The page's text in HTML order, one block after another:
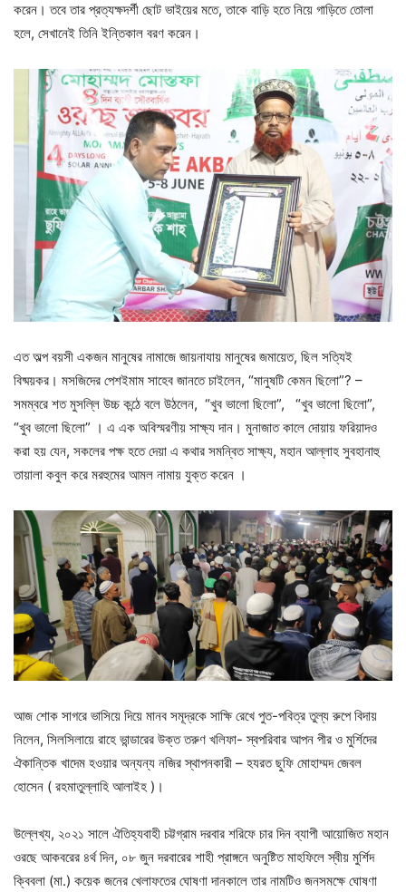
করেন। তবে তার প্রত্যক্ষদর্শী ছোট ভাইয়ের মতে, তাকে বাড়ি হতে নিয়ে গাড়িতে তোলা
হলে, সেখানেই তিনি ইন্তিকাল বরণ করেন।
এত অল্প বয়সী একজন মানুষের নামাজে জায়নাযায় মানুষের জমায়েত, ছিল সত্যিই
বিষ্ময়কর। মসজিদের পেশইমাম সাহেব জানতে চাইলেন, “মানুষটি কেমন ছিলো”? –
সমম্বরে শত মুসল্লি উচ্চ কন্ঠে বলে উঠলেন, “খুব ভালো ছিলো”, “খুব ভালো ছিলো”,
“খুব ভালো ছিলো” । এ এক অবিস্মরণীয় সাক্ষ্য দান। মুনাজাত কালে দোয়ায় ফরিয়াদও
করা হয় যেন, সকলের পক্ষ হতে দেয়া এ কথার সমন্বিত সাক্ষ্য, মহান আল্লাহ সুবহানাহু
তায়ালা কবুল করে মরহুমের আমল নামায় যুক্ত করেন ।
আজ শোক সাগরে ভাসিয়ে দিয়ে মানব সমূদ্রকে সাক্ষি রেখে পুত-পবিত্র তুল্য রুপে বিদায়
নিলেন, সিলসিলায়ে রাহে ভান্ডারের উক্ত তরুণ খলিফা- স্বপরিবার আপন পীর ও মুর্শিদের
ঐকান্তিক খাদেম হওয়ার অন্যন্য নজির স্থাপনকারী – হযরত ছুফি মোহাম্মদ জেবল
হোসেন ( রহমাতুল্লাহি আলাইহ )।
উল্লেখ্য, ২০২১ সালে ঐতিহ্যবাহী চট্টগ্রাম দরবার শরিফে চার দিন ব্যাপী আয়োজিত মহান
ওরছে আকবরের ৪র্থ দিন, ০৮ জুন দরবারের শাহী প্রাঙ্গনে অনুষ্টিত মাহফিলে স্বীয় মুর্শিদ
ক্বিবলা (মা.) কয়েক জনের খেলাফতের ঘোষণা দানকালে তার নামটিও জনসমক্ষে ঘোষণা